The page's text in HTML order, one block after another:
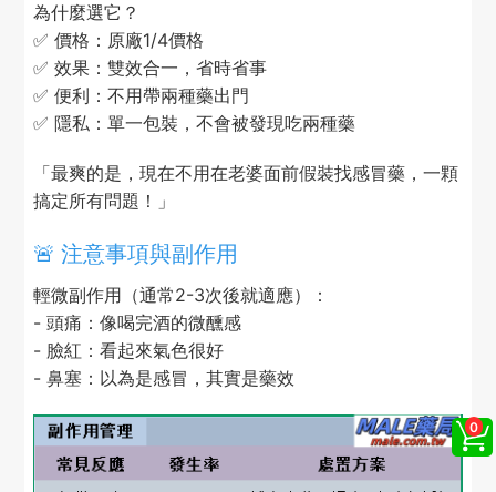
為什麼選它？
✅ 價格：原廠1/4價格
✅ 效果：雙效合一，省時省事
✅ 便利：不用帶兩種藥出門
✅ 隱私：單一包裝，不會被發現吃兩種藥
「最爽的是，現在不用在老婆面前假裝找感冒藥，一顆
搞定所有問題！」
🚨 注意事項與副作用
輕微副作用（通常2-3次後就適應）：
- 頭痛：像喝完酒的微醺感
- 臉紅：看起來氣色很好
- 鼻塞：以為是感冒，其實是藥效